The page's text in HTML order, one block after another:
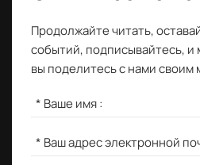
Продолжайте читать,
событий, подписывайтесь,
вы поделитесь с нами своим